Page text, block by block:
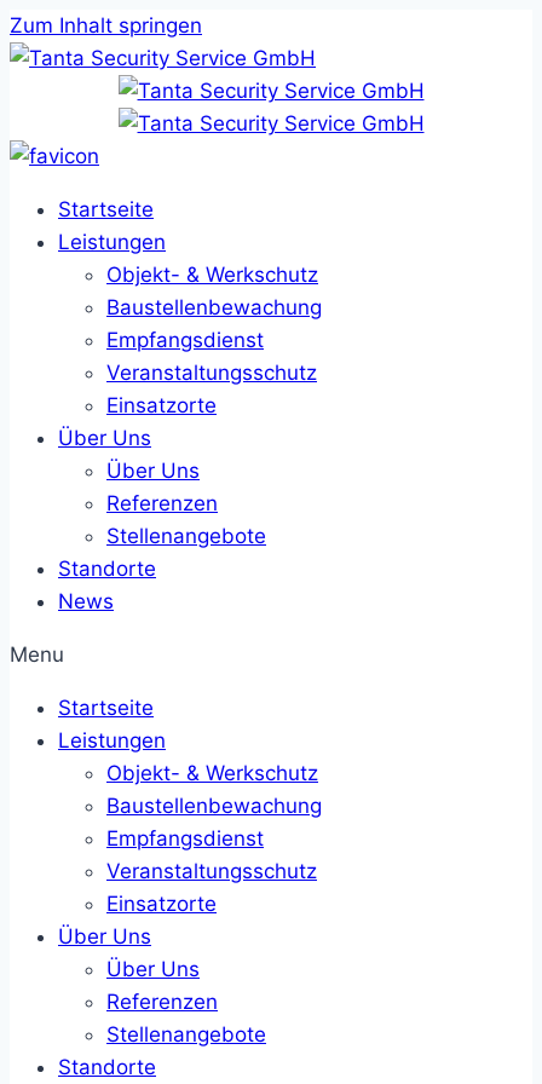
Zum Inhalt springen
Startseite
Leistungen
Objekt- & Werkschutz
Baustellenbewachung
Empfangsdienst
Veranstaltungsschutz
Einsatzorte
Über Uns
Über Uns
Referenzen
Stellenangebote
Standorte
News
Menu
Startseite
Leistungen
Objekt- & Werkschutz
Baustellenbewachung
Empfangsdienst
Veranstaltungsschutz
Einsatzorte
Über Uns
Über Uns
Referenzen
Stellenangebote
Standorte